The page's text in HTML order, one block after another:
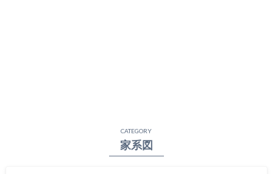
CATEGORY
家系図